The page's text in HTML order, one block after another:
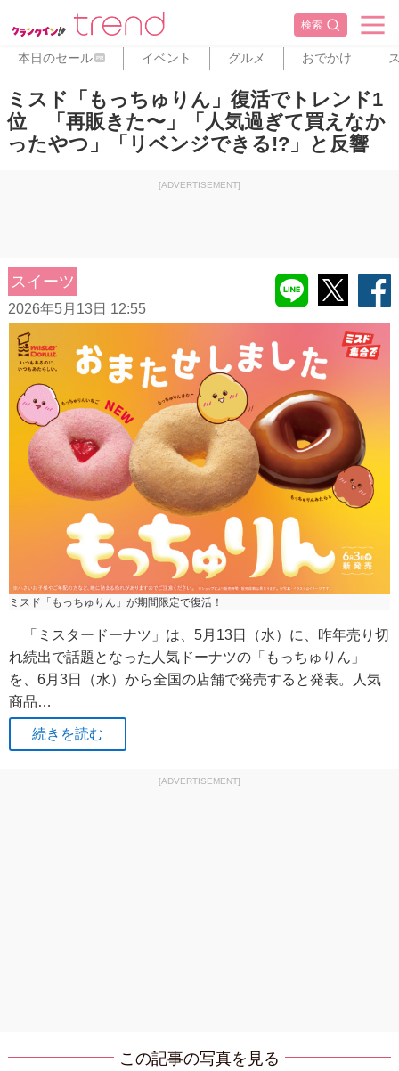
検索
本日のセール PR イベント グルメ おでかけ
ミスド「もっちゅりん」復活でトレンド1
位 「再販きた〜」「人気過ぎて買えなか
ったやつ」「リベンジできる!?」と反響
[ADVERTISEMENT]
スイーツ
2026年5月13日 12:55
ミスド「もっちゅりん」が期間限定で復活！
「ミスタードーナツ」は、5月13日（水）に、昨年売り切
れ続出で話題となった人気ドーナツの「もっちゅりん」
を、6月3日（水）から全国の店舗で発売すると発表。人気
商品…
続きを読む
[ADVERTISEMENT]
この記事の写真を見る